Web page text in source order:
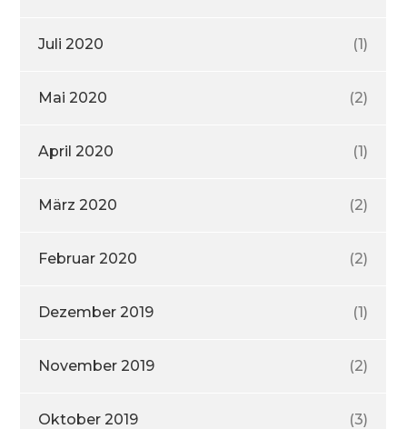
Juli 2020 (1)
Mai 2020 (2)
April 2020 (1)
März 2020 (2)
Februar 2020 (2)
Dezember 2019 (1)
November 2019 (2)
Oktober 2019 (3)